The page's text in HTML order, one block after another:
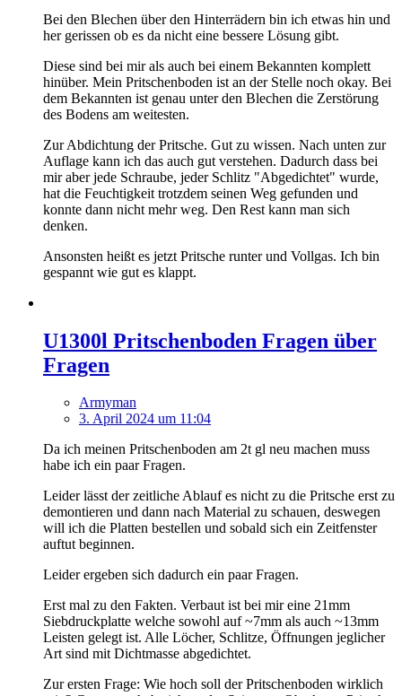
Bei den Blechen über den Hinterrädern bin ich etwas hin und
her gerissen ob es da nicht eine bessere Lösung gibt.
Diese sind bei mir als auch bei einem Bekannten komplett
hinüber. Mein Pritschenboden ist an der Stelle noch okay. Bei
dem Bekannten ist genau unter den Blechen die Zerstörung
des Bodens am weitesten.
Zur Abdichtung der Pritsche. Gut zu wissen. Nach unten zur
Auflage kann ich das auch gut verstehen. Dadurch dass bei
mir aber jede Schraube, jeder Schlitz "Abgedichtet" wurde,
hat die Feuchtigkeit trotzdem seinen Weg gefunden und
konnte dann nicht mehr weg. Den Rest kann man sich
denken.
Ansonsten heißt es jetzt Pritsche runter und Vollgas. Ich bin
gespannt wie gut es klappt.
U1300l Pritschenboden Fragen über
Fragen
Armyman
3. April 2024 um 11:04
Da ich meinen Pritschenboden am 2t gl neu machen muss
habe ich ein paar Fragen.
Leider lässt der zeitliche Ablauf es nicht zu die Pritsche erst zu
demontieren und dann nach Material zu schauen, deswegen
will ich die Platten bestellen und sobald sich ein Zeitfenster
auftut beginnen.
Leider ergeben sich dadurch ein paar Fragen.
Erst mal zu den Fakten. Verbaut ist bei mir eine 21mm
Siebdruckplatte welche sowohl auf ~7mm als auch ~13mm
Leisten gelegt ist. Alle Löcher, Schlitze, Öffnungen jeglicher
Art sind mit Dichtmasse abgedichtet.
Zur ersten Frage: Wie hoch soll der Pritschenboden wirklich